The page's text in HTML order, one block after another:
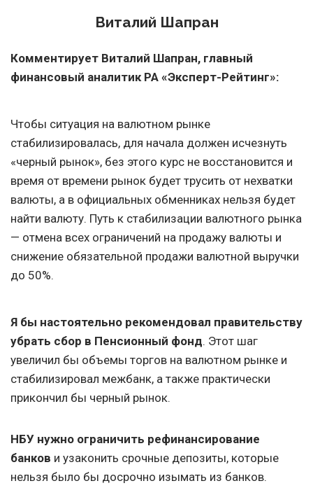
Виталий Шапран
Комментирует Виталий Шапран, главный
финансовый аналитик РА «Эксперт-Рейтинг»:
Чтобы ситуация на валютном рынке
стабилизировалась, для начала должен исчезнуть
«черный рынок», без этого курс не восстановится и
время от времени рынок будет трусить от нехватки
валюты, а в официальных обменниках нельзя будет
найти валюту. Путь к стабилизации валютного рынка
— отмена всех ограничений на продажу валюты и
снижение обязательной продажи валютной выручки
до 50%.
Я бы настоятельно рекомендовал правительству
убрать сбор в Пенсионный фонд. Этот шаг
увеличил бы объемы торгов на валютном рынке и
стабилизировал межбанк, а также практически
прикончил бы черный рынок.
НБУ нужно ограничить рефинансирование
банков и узаконить срочные депозиты, которые
нельзя было бы досрочно изымать из банков.